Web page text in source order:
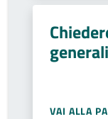
VAI ALLA